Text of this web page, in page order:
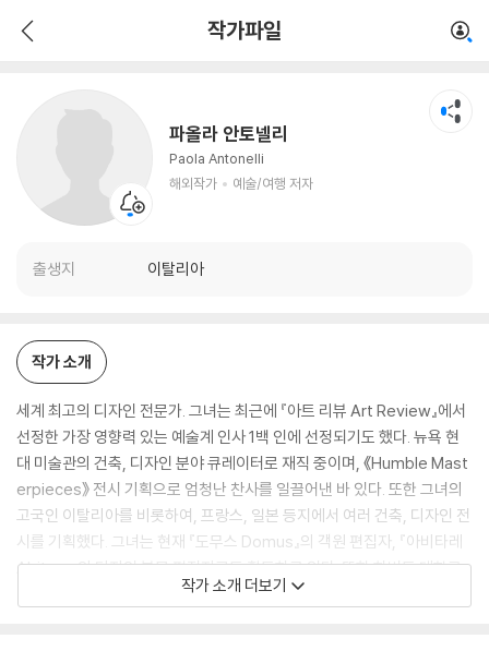
작가파일
파올라 안토넬리
Paola Antonelli
해외작가
예술/여행 저자
출생지 이탈리아
예술/여행 저자
작가 소개
세계 최고의 디자인 전문가. 그녀는 최근에 『아트 리뷰 Art Review』에서
선정한 가장 영향력 있는 예술계 인사 1백 인에 선정되기도 했다. 뉴욕 현
대 미술관의 건축, 디자인 분야 큐레이터로 재직 중이며, 《Humble Mast
erpieces》 전시 기획으로 엄청난 찬사를 일끌어낸 바 있다. 또한 그녀의
고국인 이탈리아를 비롯하여, 프랑스, 일본 등지에서 여러 건축, 디자인 전
시를 기획했다. 그녀는 현재 『도무스 Domus』의 객원 편집자, 『아비타레
Abitare』의 디자인 부문 편집자로도 활동하고 있다. 또한 하버드 대학교
디자인 대학원에 출강하고 있으며, 『Objects of Design』과 『Safe: De
작가 소개 더보기